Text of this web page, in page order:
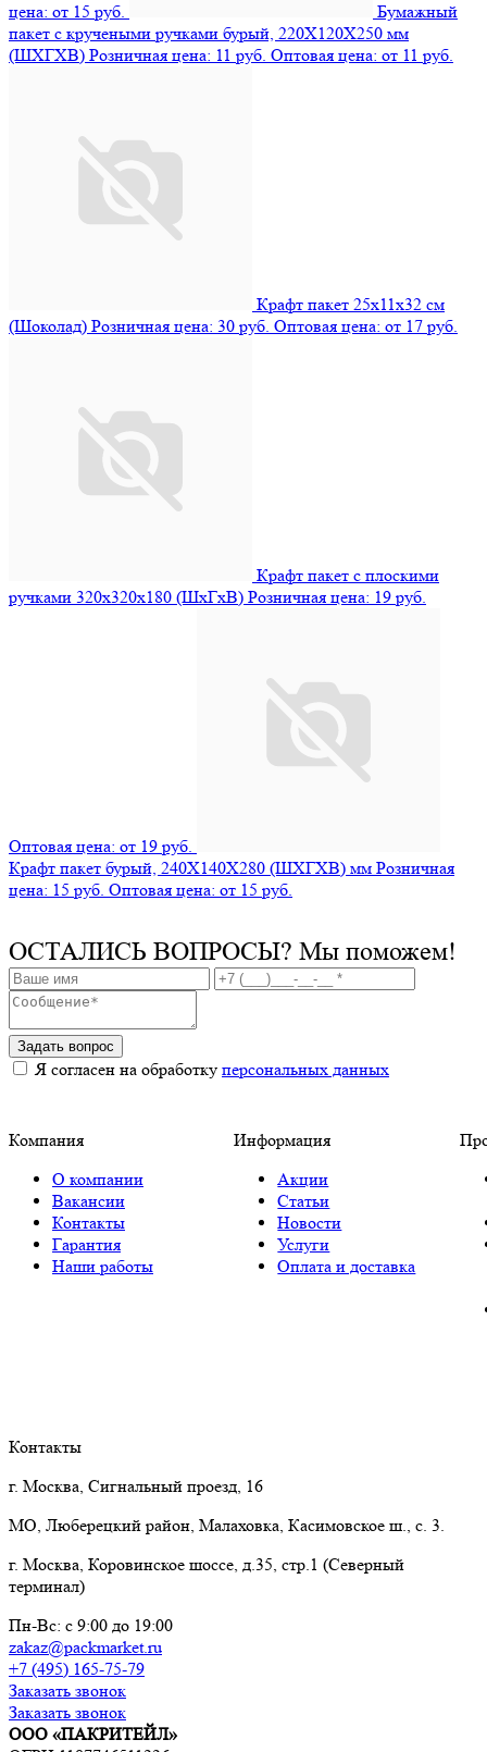
цена: от 15 руб.
Бумажный
пакет с кручеными ручками бурый, 220X120X250 мм
(ШXГXВ) Розничная цена: 11 руб. Оптовая цена: от 11 руб.
Крафт пакет 25х11х32 см
(Шоколад) Розничная цена: 30 руб. Оптовая цена: от 17 руб.
Крафт пакет с плоскими
ручками 320х320х180 (ШхГхВ) Розничная цена: 19 руб.
Оптовая цена: от 19 руб.
Крафт пакет бурый, 240X140X280 (ШXГXВ) мм Розничная
цена: 15 руб. Оптовая цена: от 15 руб.
ОСТАЛИСЬ ВОПРОСЫ? Мы поможем!
Задать вопрос
Я согласен на обработку персональных данных
Компания
О компании
Вакансии
Контакты
Гарантия
Наши работы
Информация
Акции
Статьи
Новости
Услуги
Оплата и доставка
Контакты
г. Москва, Сигнальный проезд, 16
МО, Люберецкий район, Малаховка, Касимовское ш., с. 3.
г. Москва, Коровинское шоссе, д.35, стр.1 (Северный
терминал)
Пн-Вс: с 9:00 до 19:00
zakaz@packmarket.ru
+7 (495) 165-75-79
Заказать звонок
Заказать звонок
ООО «ПАКРИТЕЙЛ»